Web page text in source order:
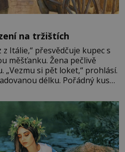
na tržištích
Itálie,“ přesvědčuje kupec s
měšťanku. Žena pečlivě
„Vezmu si pět loket,“ prohlásí.
délku. Pořádný kus
sukni,“ zhodnotí švadlena
„Ošidili vás, podívejte.“